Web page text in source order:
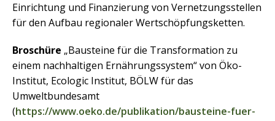
Einrichtung und Finanzierung von Vernetzungsstellen
für den Aufbau regionaler Wertschöpfungsketten.
Broschüre „Bausteine für die Transformation zu
einem nachhaltigen Ernährungssystem“ von Öko-
Institut, Ecologic Institut, BÖLW für das
Umweltbundesamt
(https://www.oeko.de/publikation/bausteine-fuer-